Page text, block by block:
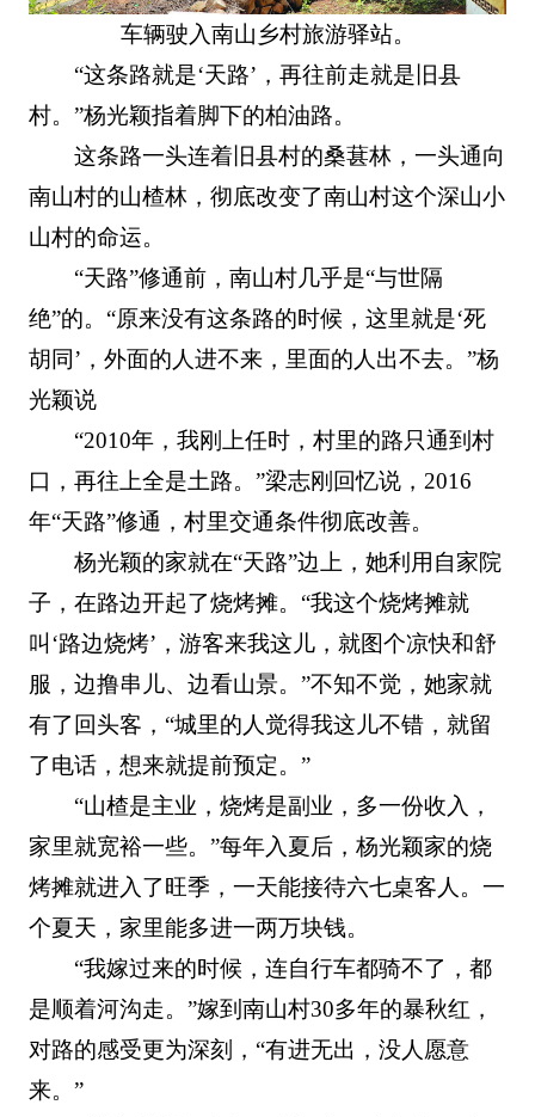
车辆驶入南山乡村旅游驿站。
“这条路就是‘天路’，再往前走就是旧县
村。”杨光颖指着脚下的柏油路。
这条路一头连着旧县村的桑葚林，一头通向
南山村的山楂林，彻底改变了南山村这个深山小
山村的命运。
“天路”修通前，南山村几乎是“与世隔
绝”的。“原来没有这条路的时候，这里就是‘死
胡同’，外面的人进不来，里面的人出不去。”杨
光颖说
“2010年，我刚上任时，村里的路只通到村
口，再往上全是土路。”梁志刚回忆说，2016
年“天路”修通，村里交通条件彻底改善。
杨光颖的家就在“天路”边上，她利用自家院
子，在路边开起了烧烤摊。“我这个烧烤摊就
叫‘路边烧烤’，游客来我这儿，就图个凉快和舒
服，边撸串儿、边看山景。”不知不觉，她家就
有了回头客，“城里的人觉得我这儿不错，就留
了电话，想来就提前预定。”
“山楂是主业，烧烤是副业，多一份收入，
家里就宽裕一些。”每年入夏后，杨光颖家的烧
烤摊就进入了旺季，一天能接待六七桌客人。一
个夏天，家里能多进一两万块钱。
“我嫁过来的时候，连自行车都骑不了，都
是顺着河沟走。”嫁到南山村30多年的暴秋红，
对路的感受更为深刻，“有进无出，没人愿意
来。”